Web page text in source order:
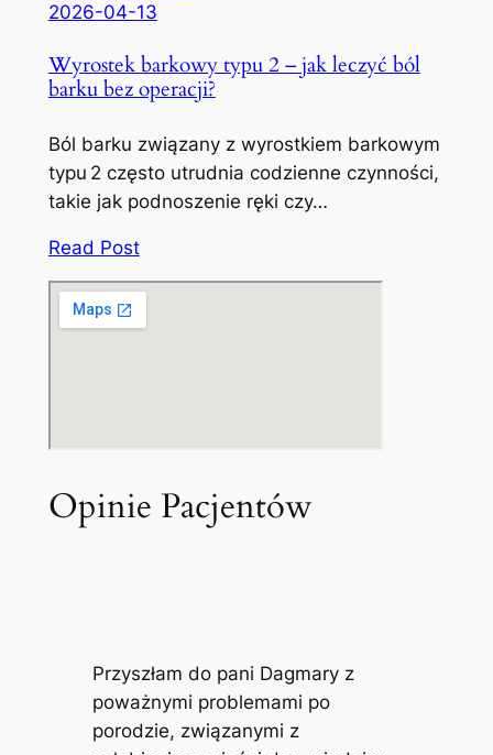
2026-04-13
Wyrostek barkowy typu 2 – jak leczyć ból
barku bez operacji?
Ból barku związany z wyrostkiem barkowym
typu 2 często utrudnia codzienne czynności,
takie jak podnoszenie ręki czy…
Read Post
Opinie Pacjentów
Przyszłam do pani Dagmary z
poważnymi problemami po
porodzie, związanymi z